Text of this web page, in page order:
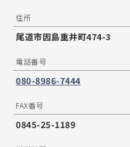
住所
尾道市因島重井町474-3
電話番号
080-8986-7444
FAX番号
0845-25-1189